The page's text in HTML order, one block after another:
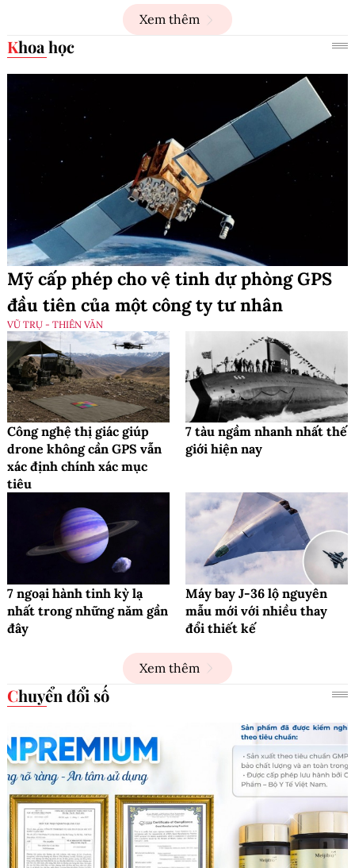
Xem thêm
Khoa học
Mỹ cấp phép cho vệ tinh dự phòng GPS
đầu tiên của một công ty tư nhân
VŨ TRỤ - THIÊN VĂN
Công nghệ thị giác giúp
drone không cần GPS vẫn
xác định chính xác mục
tiêu
7 tàu ngầm nhanh nhất thế
giới hiện nay
7 ngoại hành tinh kỳ lạ
nhất trong những năm gần
đây
Máy bay J-36 lộ nguyên
mẫu mới với nhiều thay
đổi thiết kế
Xem thêm
Chuyển đổi số